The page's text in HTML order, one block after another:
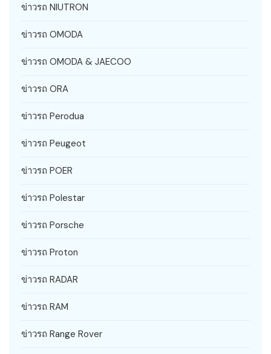
ข่าวรถ NIUTRON
ข่าวรถ OMODA
ข่าวรถ OMODA & JAECOO
ข่าวรถ ORA
ข่าวรถ Perodua
ข่าวรถ Peugeot
ข่าวรถ POER
ข่าวรถ Polestar
ข่าวรถ Porsche
ข่าวรถ Proton
ข่าวรถ RADAR
ข่าวรถ RAM
ข่าวรถ Range Rover